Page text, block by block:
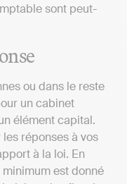
sont peut-
ou dans le reste
un cabinet
élément capital.
réponses à vos
à la loi. En
est donné